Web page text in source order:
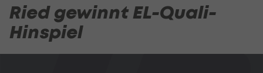
Ried gewinnt EL-Quali-
Hinspiel